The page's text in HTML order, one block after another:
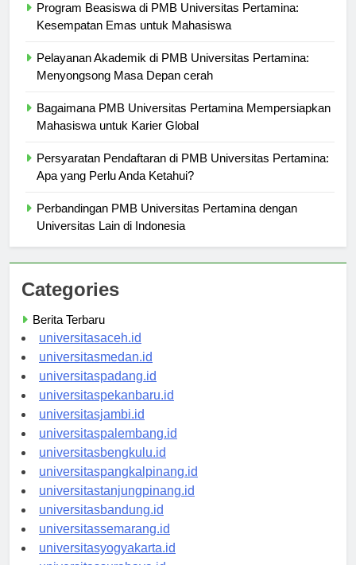
Program Beasiswa di PMB Universitas Pertamina:
Kesempatan Emas untuk Mahasiswa
Pelayanan Akademik di PMB Universitas Pertamina:
Menyongsong Masa Depan cerah
Bagaimana PMB Universitas Pertamina Mempersiapkan
Mahasiswa untuk Karier Global
Persyaratan Pendaftaran di PMB Universitas Pertamina:
Apa yang Perlu Anda Ketahui?
Perbandingan PMB Universitas Pertamina dengan
Universitas Lain di Indonesia
Categories
Berita Terbaru
universitasaceh.id
universitasmedan.id
universitaspadang.id
universitaspekanbaru.id
universitasjambi.id
universitaspalembang.id
universitasbengkulu.id
universitaspangkalpinang.id
universitastanjungpinang.id
universitasbandung.id
universitassemarang.id
universitasyogyakarta.id